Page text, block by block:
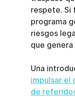
respete. Si
programa
riesgos
que genera
Una
impulsar el
de